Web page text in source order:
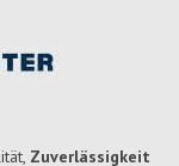
Zuverlässigkeit